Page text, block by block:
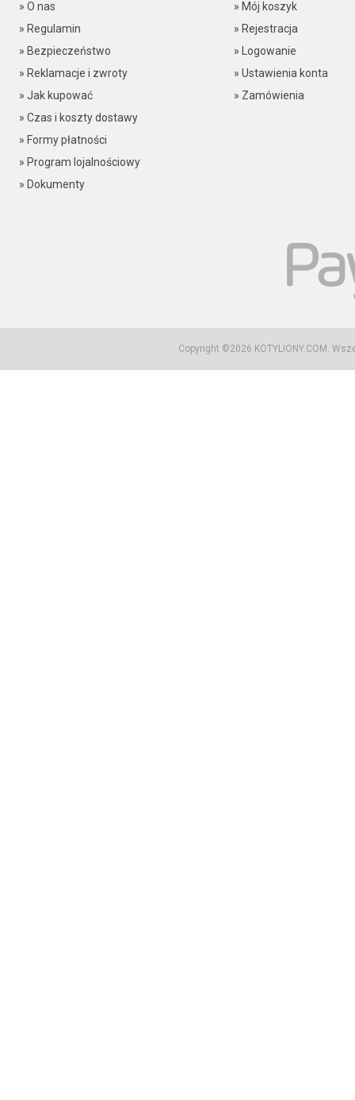
» O nas
» Regulamin
» Bezpieczeństwo
» Reklamacje i zwroty
» Jak kupować
» Czas i koszty dostawy
» Formy płatności
» Program lojalnościowy
» Dokumenty
» Mój koszyk
» Rejestracja
» Logowanie
» Ustawienia konta
» Zamówienia
Copyright ©2026 KOTYLIONY.COM .